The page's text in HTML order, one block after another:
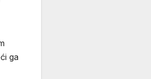
ga